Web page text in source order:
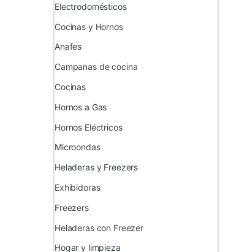
Electrodomésticos
Cocinas y Hornos
Anafes
Campanas de cocina
Cocinas
Hornos a Gas
Hornos Eléctricos
Microondas
Heladeras y Freezers
Exhibidoras
Freezers
Heladeras con Freezer
Hogar y limpieza